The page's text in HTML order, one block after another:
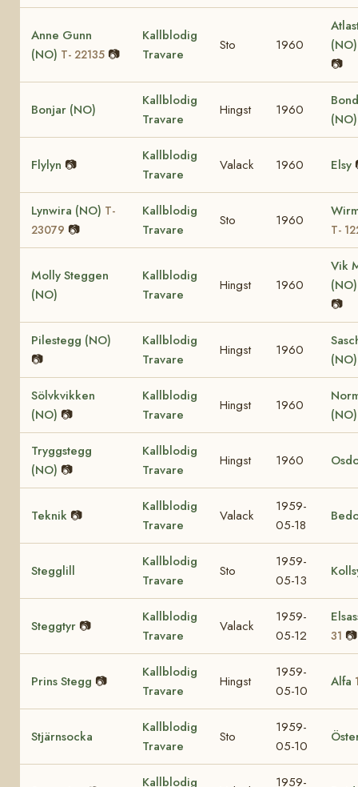
Anne Gunn
(NO) T- 22135 📷
Kallblodig
Travare
Sto 1960
📷
Bonjar (NO)
Kallblodig
Travare
Hingst 1960
Flylyn 📷
Kallblodig
Travare
Valack 1960 Elsy
Lynwira (NO) T-
23079 📷
Kallblodig
Travare
Sto 1960
T-
Molly Steggen
(NO)
Kallblodig
Travare
Hingst 1960
Vik
📷
Pilestegg (NO)
📷
Kallblodig
Travare
Hingst 1960
(NO)
Sölvkvikken
(NO) 📷
Kallblodig
Travare
Hingst 1960
Tryggstegg
(NO) 📷
Kallblodig
Travare
Hingst 1960
Teknik 📷
Kallblodig
Travare
Valack
1959-
05-18
Stegglill
Kallblodig
Travare
Sto
1959-
05-13
Steggtyr 📷
Kallblodig
Travare
Valack
1959-
05-12
31 📷
Prins Stegg 📷
Kallblodig
Travare
Hingst
1959-
05-10
Alfa
Stjärnsocka
Kallblodig
Travare
Sto
1959-
05-10
Kallblodig
1959-